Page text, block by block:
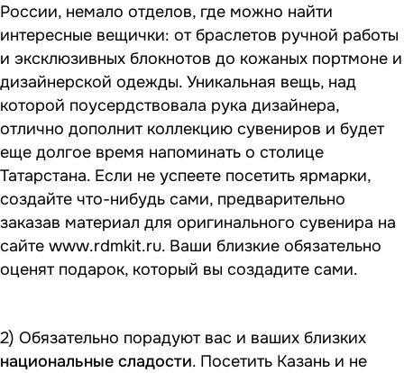
России, немало отделов, где можно найти
интересные вещички: от браслетов ручной работы
и эксклюзивных блокнотов до кожаных портмоне и
дизайнерской одежды. Уникальная вещь, над
которой поусердствовала рука дизайнера,
отлично дополнит коллекцию сувениров и будет
еще долгое время напоминать о столице
Татарстана. Если не успеете посетить ярмарки,
создайте что-нибудь сами, предварительно
заказав материал для оригинального сувенира на
сайте www.rdmkit.ru. Ваши близкие обязательно
оценят подарок, который вы создадите сами.
2) Обязательно порадуют вас и ваших близких
национальные сладости. Посетить Казань и не